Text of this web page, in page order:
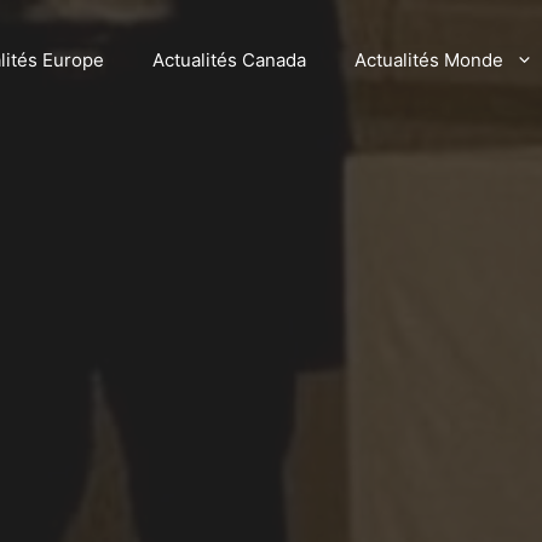
Europe Actualités Canada Actualités Monde